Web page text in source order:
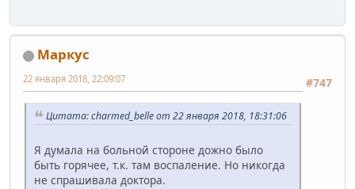
Маркус
#747
22 января 2018, 22:09:07
Цитата: charmed_belle от 22 января 2018, 18:31:06
Я думала на больной стороне дожно было
быть горячее, т.к. там воспаление. Но никогда
не спрашивала доктора.